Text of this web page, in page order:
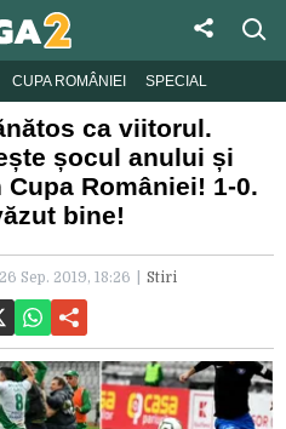
CUPA ROMÂNIEI SPECIAL
ca viitorul.
șocul anului și
României! 1-0.
bine!
26 Sep. 2019, 18:26 Stiri